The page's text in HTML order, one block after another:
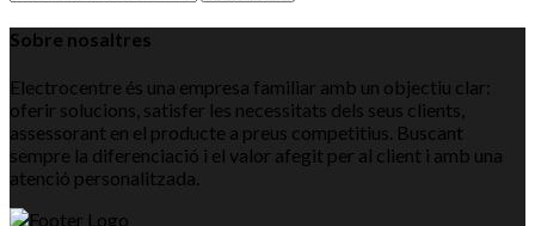
Sobre nosaltres
Electrocentre és una empresa familiar amb un objectiu clar:
oferir solucions, satisfer les necessitats dels seus clients,
assessorant en el producte a preus competitius. Buscant
sempre la diferenciació i el valor afegit per al client i amb una
atenció personalitzada.